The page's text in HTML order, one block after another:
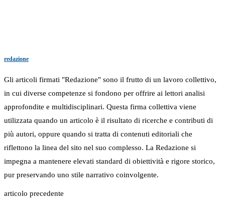
redazione
Gli articoli firmati "Redazione" sono il frutto di un lavoro collettivo,
in cui diverse competenze si fondono per offrire ai lettori analisi
approfondite e multidisciplinari. Questa firma collettiva viene
utilizzata quando un articolo è il risultato di ricerche e contributi di
più autori, oppure quando si tratta di contenuti editoriali che
riflettono la linea del sito nel suo complesso. La Redazione si
impegna a mantenere elevati standard di obiettività e rigore storico,
pur preservando uno stile narrativo coinvolgente.
articolo precedente